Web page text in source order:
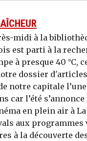
midi à la
est parti à la
à presque 40
dossier
notre capitale
car l’été
en plein air à
aux
à la découverte